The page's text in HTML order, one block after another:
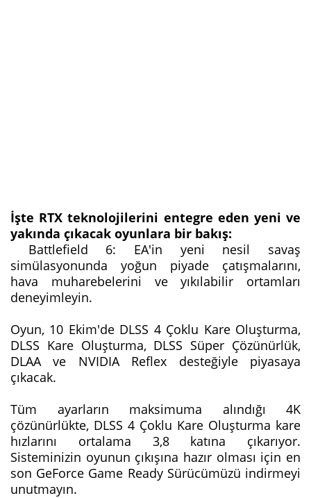
İşte RTX teknolojilerini entegre eden yeni ve
yakında çıkacak oyunlara bir bakış:
Battlefield 6: EA'in yeni nesil savaş
simülasyonunda yoğun piyade çatışmalarını,
hava muharebelerini ve yıkılabilir ortamları
deneyimleyin.
Oyun, 10 Ekim'de DLSS 4 Çoklu Kare Oluşturma,
DLSS Kare Oluşturma, DLSS Süper Çözünürlük,
DLAA ve NVIDIA Reflex desteğiyle piyasaya
çıkacak.
Tüm ayarların maksimuma alındığı 4K
çözünürlükte, DLSS 4 Çoklu Kare Oluşturma kare
hızlarını ortalama 3,8 katına çıkarıyor.
Sisteminizin oyunun çıkışına hazır olması için en
son GeForce Game Ready Sürücümüzü indirmeyi
unutmayın.